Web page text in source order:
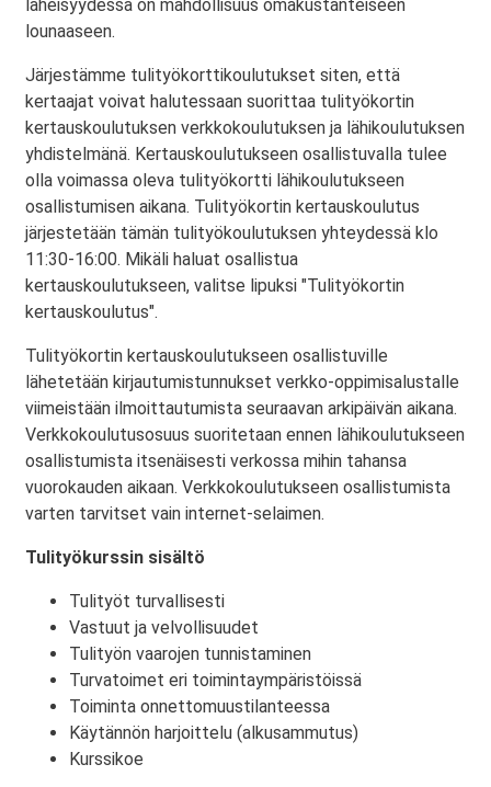
läheisyydessä on mahdollisuus omakustanteiseen
lounaaseen.
Järjestämme tulityökorttikoulutukset siten, että
kertaajat voivat halutessaan suorittaa tulityökortin
kertauskoulutuksen verkkokoulutuksen ja lähikoulutuksen
yhdistelmänä. Kertauskoulutukseen osallistuvalla tulee
olla voimassa oleva tulityökortti lähikoulutukseen
osallistumisen aikana. Tulityökortin kertauskoulutus
järjestetään tämän tulityökoulutuksen yhteydessä klo
11:30-16:00. Mikäli haluat osallistua
kertauskoulutukseen, valitse lipuksi "Tulityökortin
kertauskoulutus".
Tulityökortin kertauskoulutukseen osallistuville
lähetetään kirjautumistunnukset verkko-oppimisalustalle
viimeistään ilmoittautumista seuraavan arkipäivän aikana.
Verkkokoulutusosuus suoritetaan ennen lähikoulutukseen
osallistumista itsenäisesti verkossa mihin tahansa
vuorokauden aikaan. Verkkokoulutukseen osallistumista
varten tarvitset vain internet-selaimen.
Tulityökurssin sisältö
Tulityöt turvallisesti
Vastuut ja velvollisuudet
Tulityön vaarojen tunnistaminen
Turvatoimet eri toimintaympäristöissä
Toiminta onnettomuustilanteessa
Käytännön harjoittelu (alkusammutus)
Kurssikoe